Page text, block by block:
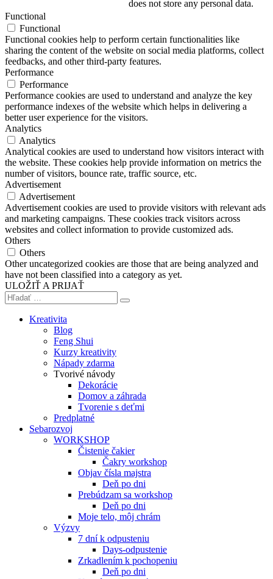
does not store any personal data.
Functional
Functional
Functional cookies help to perform certain functionalities like
sharing the content of the website on social media platforms, collect
feedbacks, and other third-party features.
Performance
Performance
Performance cookies are used to understand and analyze the key
performance indexes of the website which helps in delivering a
better user experience for the visitors.
Analytics
Analytics
Analytical cookies are used to understand how visitors interact with
the website. These cookies help provide information on metrics the
number of visitors, bounce rate, traffic source, etc.
Advertisement
Advertisement
Advertisement cookies are used to provide visitors with relevant ads
and marketing campaigns. These cookies track visitors across
websites and collect information to provide customized ads.
Others
Others
Other uncategorized cookies are those that are being analyzed and
have not been classified into a category as yet.
ULOŽIŤ A PRIJAŤ
Kreativita
Blog
Feng Shui
Kurzy kreativity
Nápady zdarma
Tvorivé návody
Dekorácie
Domov a záhrada
Tvorenie s deťmi
Predplatné
Sebarozvoj
WORKSHOP
Čistenie čakier
Čakry workshop
Objav čísla majstra
Deň po dni
Prebúdzam sa workshop
Deň po dni
Moje telo, môj chrám
Výzvy
7 dní k odpusteniu
Days-odpustenie
Zrkadlením k pochopeniu
Deň po dni